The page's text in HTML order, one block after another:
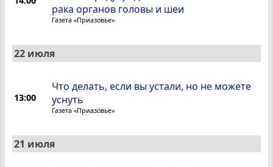
рака органов головы и шеи
Газета «Приазовье»
22 июля
13:00
Что делать, если вы устали, но не можете
уснуть
Газета «Приазовье»
21 июля